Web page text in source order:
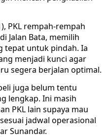
PKL rempah-rempah
Jalan Bata, memilih
tepat untuk pindah. Ia
menjadi kunci agar
segera berjalan optimal.
juga belum tentu
lengkap. Ini masih
PKL lain supaya mau
jadwal operasional
Sunandar.